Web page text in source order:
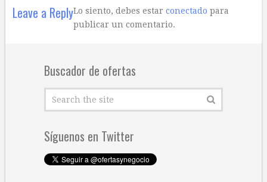
Leave a ReplyLo siento, debes estar conectado para
publicar un comentario.
Buscador de ofertas
Síguenos en Twitter